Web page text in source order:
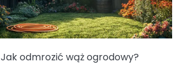
Jak odmrozić wąż ogrodowy?